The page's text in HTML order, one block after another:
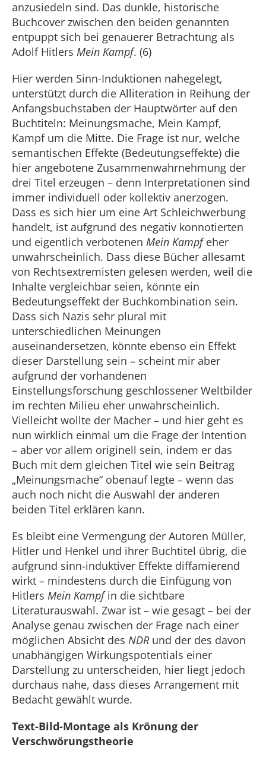
anzusiedeln sind. Das dunkle, historische
Buchcover zwischen den beiden genannten
entpuppt sich bei genauerer Betrachtung als
Adolf Hitlers Mein Kampf. (6)
Hier werden Sinn-Induktionen nahegelegt,
unterstützt durch die Alliteration in Reihung der
Anfangsbuchstaben der Hauptwörter auf den
Buchtiteln: Meinungsmache, Mein Kampf,
Kampf um die Mitte. Die Frage ist nur, welche
semantischen Effekte (Bedeutungseffekte) die
hier angebotene Zusammenwahrnehmung der
drei Titel erzeugen – denn Interpretationen sind
immer individuell oder kollektiv anerzogen.
Dass es sich hier um eine Art Schleichwerbung
handelt, ist aufgrund des negativ konnotierten
und eigentlich verbotenen Mein Kampfeher
unwahrscheinlich. Dass diese Bücher allesamt
von Rechtsextremisten gelesen werden, weil die
Inhalte vergleichbar seien, könnte ein
Bedeutungseffekt der Buchkombination sein.
Dass sich Nazis sehr plural mit
unterschiedlichen Meinungen
auseinandersetzen, könnte ebenso ein Effekt
dieser Darstellung sein – scheint mir aber
aufgrund der vorhandenen
Einstellungsforschung geschlossener Weltbilder
im rechten Milieu eher unwahrscheinlich.
Vielleicht wollte der Macher – und hier geht es
nun wirklich einmal um die Frage der Intention
– aber vor allem originell sein, indem er das
Buch mit dem gleichen Titel wie sein Beitrag
„Meinungsmache“ obenauf legte – wenn das
auch noch nicht die Auswahl der anderen
beiden Titel erklären kann.
Es bleibt eine Vermengung der Autoren Müller,
Hitler und Henkel und ihrer Buchtitel übrig, die
aufgrund sinn-induktiver Effekte diffamierend
wirkt – mindestens durch die Einfügung von
Hitlers Mein Kampfin die sichtbare
Literaturauswahl. Zwar ist – wie gesagt – bei der
Analyse genau zwischen der Frage nach einer
möglichen Absicht des NDRund der des davon
unabhängigen Wirkungspotentials einer
Darstellung zu unterscheiden, hier liegt jedoch
durchaus nahe, dass dieses Arrangement mit
Bedacht gewählt wurde.
Text-Bild-Montage als Krönung der
Verschwörungstheorie